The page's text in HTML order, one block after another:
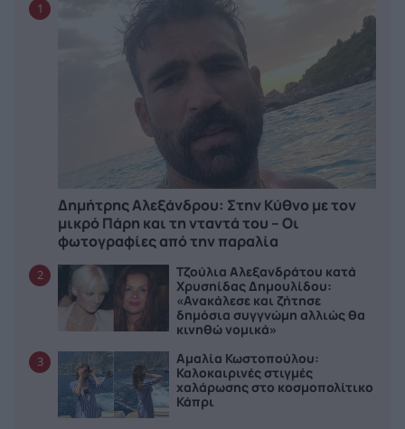
1
Δημήτρης Αλεξάνδρου: Στην Κύθνο με τον
μικρό Πάρη και τη νταντά του – Οι
φωτογραφίες από την παραλία
2
Τζούλια Αλεξανδράτου κατά
Χρυσηίδας Δημουλίδου:
«Ανακάλεσε και ζήτησε
δημόσια συγγνώμη αλλιώς θα
κινηθώ νομικά»
3
Αμαλία Κωστοπούλου:
Καλοκαιρινές στιγμές
χαλάρωσης στο κοσμοπολίτικο
Κάπρι